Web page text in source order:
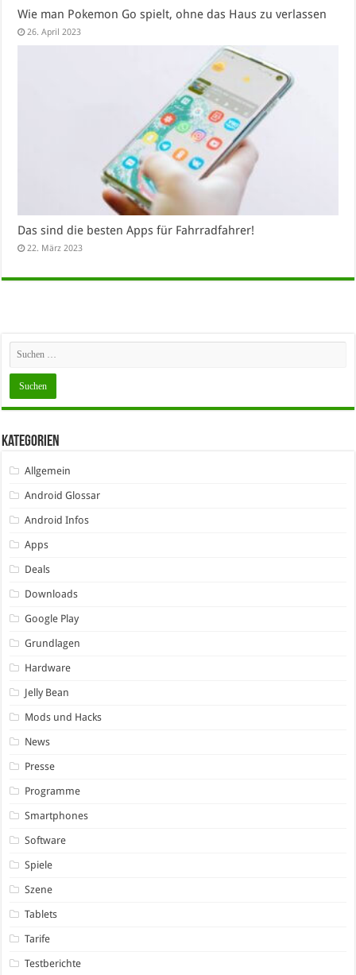
Wie man Pokemon Go spielt, ohne das Haus zu verlassen
26. April 2023
Das sind die besten Apps für Fahrradfahrer!
22. März 2023
Kategorien
Allgemein
Android Glossar
Android Infos
Apps
Deals
Downloads
Google Play
Grundlagen
Hardware
Jelly Bean
Mods und Hacks
News
Presse
Programme
Smartphones
Software
Spiele
Szene
Tablets
Tarife
Testberichte